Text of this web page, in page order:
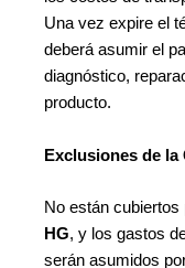
Una vez expire el
deberá asumir el
diagnóstico,
producto.
Exclusiones de la
No están
HG, y los gastos
serán asumidos